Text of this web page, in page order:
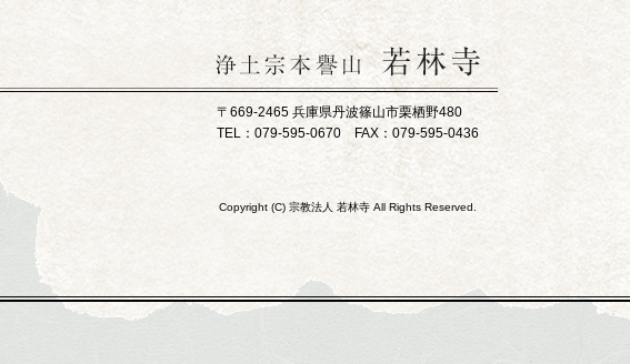
〒669-2465 兵庫県丹波篠山市栗栖野480
TEL：079-595-0670 FAX：079-595-0436
Copyright (C) 宗教法人 若林寺 All Rights Reserved.